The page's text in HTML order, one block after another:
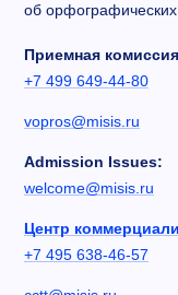
об
Приемная
+7 499 649-44-80
vopros@misis.ru
Admission Issues:
welcome@misis.ru
Центр
+7 495 638-46-57